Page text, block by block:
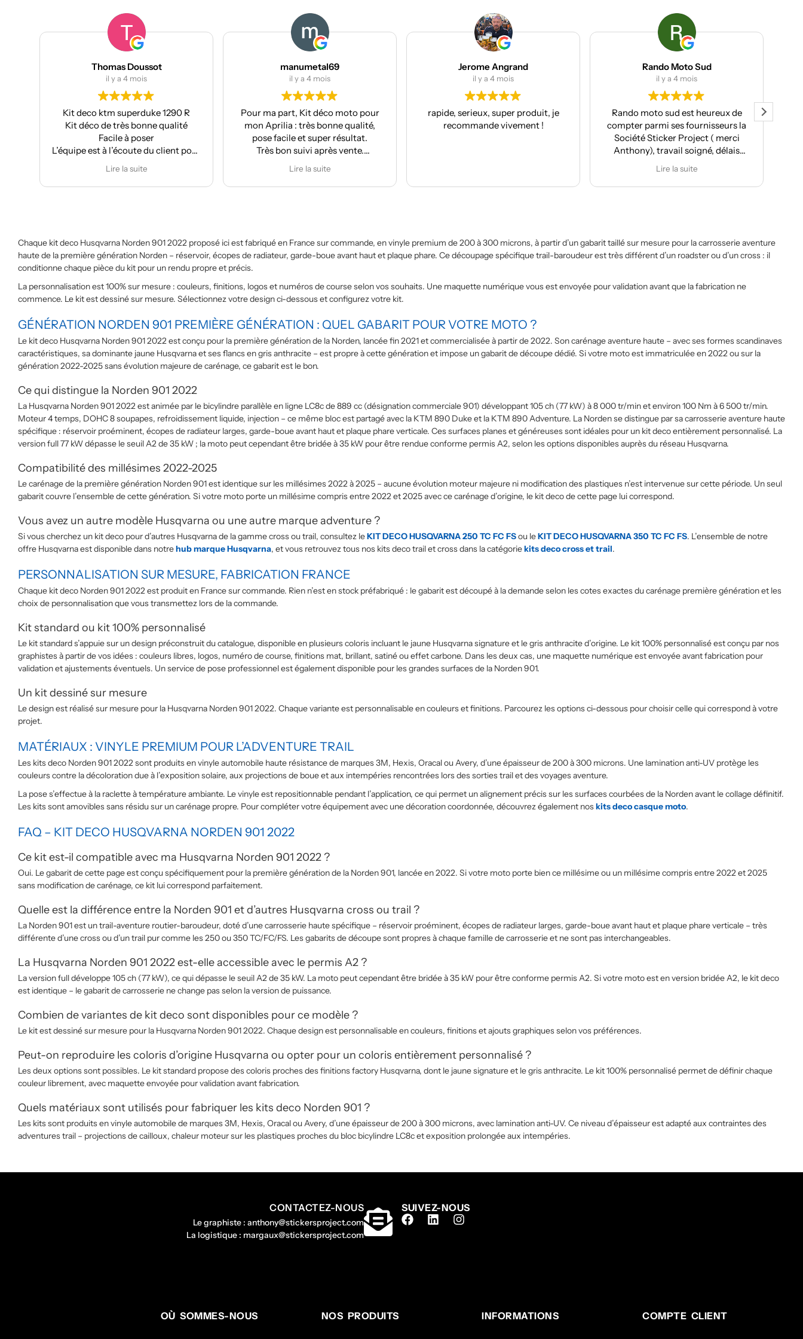
Thomas Doussot
il y a 4 mois
Kit deco ktm superduke 1290 R
Kit déco de très bonne qualité
Facile à poser
L’équipe est à l’écoute du client pour
effectuer des modifications
Lire la suite
manumetal69
il y a 4 mois
Pour ma part, Kit déco moto pour
mon Aprilia : très bonne qualité,
pose facile et super résultat.
Très bon suivi après vente.
Je recommande
Lire la suite
Jerome Angrand
il y a 4 mois
rapide, serieux, super produit, je
recommande vivement !
Rando Moto Sud
il y a 4 mois
Rando moto sud est heureux de
compter parmi ses fournisseurs la
Société Sticker Project ( merci
Anthony), travail soigné, délais
respectés et pour moi souvent le
proposition de design
ma Moto Morini X-cape 650, j'ai
confié le développement des kit
magnifique. j'ai fait réaliser la déco
motos: Sticker Project à 100%
Lire la suite
Chaque kit deco Husqvarna Norden 901 2022 proposé ici est fabriqué en France sur commande, en vinyle premium de 200 à 300 microns, à partir d’un gabarit taillé sur mesure pour la carrosserie aventure
haute de la première génération Norden – réservoir, écopes de radiateur, garde-boue avant haut et plaque phare. Ce découpage spécifique trail-baroudeur est très différent d’un roadster ou d’un cross : il
conditionne chaque pièce du kit pour un rendu propre et précis.
La personnalisation est 100% sur mesure : couleurs, finitions, logos et numéros de course selon vos souhaits. Une maquette numérique vous est envoyée pour validation avant que la fabrication ne
commence. Le kit est dessiné sur mesure. Sélectionnez votre design ci-dessous et configurez votre kit.
GÉNÉRATION NORDEN 901 PREMIÈRE GÉNÉRATION : QUEL GABARIT POUR VOTRE MOTO ?
Le kit deco Husqvarna Norden 901 2022 est conçu pour la première génération de la Norden, lancée fin 2021 et commercialisée à partir de 2022. Son carénage aventure haute – avec ses formes scandinaves
caractéristiques, sa dominante jaune Husqvarna et ses flancs en gris anthracite – est propre à cette génération et impose un gabarit de découpe dédié. Si votre moto est immatriculée en 2022 ou sur la
génération 2022-2025 sans évolution majeure de carénage, ce gabarit est le bon.
Ce qui distingue la Norden 901 2022
La Husqvarna Norden 901 2022 est animée par le bicylindre parallèle en ligne LC8c de 889 cc (désignation commerciale 901) développant 105 ch (77 kW) à 8 000 tr/min et environ 100 Nm à 6 500 tr/min.
Moteur 4 temps, DOHC 8 soupapes, refroidissement liquide, injection – ce même bloc est partagé avec la KTM 890 Duke et la KTM 890 Adventure. La Norden se distingue par sa carrosserie aventure haute
spécifique : réservoir proéminent, écopes de radiateur larges, garde-boue avant haut et plaque phare verticale. Ces surfaces planes et généreuses sont idéales pour un kit deco entièrement personnalisé. La
version full 77 kW dépasse le seuil A2 de 35 kW ; la moto peut cependant être bridée à 35 kW pour être rendue conforme permis A2, selon les options disponibles auprès du réseau Husqvarna.
Compatibilité des millésimes 2022-2025
Le carénage de la première génération Norden 901 est identique sur les millésimes 2022 à 2025 – aucune évolution moteur majeure ni modification des plastiques n’est intervenue sur cette période. Un seul
gabarit couvre l’ensemble de cette génération. Si votre moto porte un millésime compris entre 2022 et 2025 avec ce carénage d’origine, le kit deco de cette page lui correspond.
Vous avez un autre modèle Husqvarna ou une autre marque adventure ?
Si vous cherchez un kit deco pour d’autres Husqvarna de la gamme cross ou trail, consultez leKIT DECO HUSQVARNA 250 TC FC FSou leKIT DECO HUSQVARNA 350 TC FC FS. L’ensemble de notre
offre Husqvarna est disponible dans notrehub marque Husqvarna, et vous retrouvez tous nos kits deco trail et cross dans la catégoriekits deco cross et trail.
PERSONNALISATION SUR MESURE, FABRICATION FRANCE
Chaque kit deco Norden 901 2022 est produit en France sur commande. Rien n’est en stock préfabriqué : le gabarit est découpé à la demande selon les cotes exactes du carénage première génération et les
choix de personnalisation que vous transmettez lors de la commande.
Kit standard ou kit 100% personnalisé
Le kit standard s’appuie sur un design préconstruit du catalogue, disponible en plusieurs coloris incluant le jaune Husqvarna signature et le gris anthracite d’origine. Le kit 100% personnalisé est conçu par nos
graphistes à partir de vos idées : couleurs libres, logos, numéro de course, finitions mat, brillant, satiné ou effet carbone. Dans les deux cas, une maquette numérique est envoyée avant fabrication pour
validation et ajustements éventuels. Un service de pose professionnel est également disponible pour les grandes surfaces de la Norden 901.
Un kit dessiné sur mesure
Le design est réalisé sur mesure pour la Husqvarna Norden 901 2022. Chaque variante est personnalisable en couleurs et finitions. Parcourez les options ci-dessous pour choisir celle qui correspond à votre
projet.
MATÉRIAUX : VINYLE PREMIUM POUR L’ADVENTURE TRAIL
Les kits deco Norden 901 2022 sont produits en vinyle automobile haute résistance de marques 3M, Hexis, Oracal ou Avery, d’une épaisseur de 200 à 300 microns. Une lamination anti-UV protège les
couleurs contre la décoloration due à l’exposition solaire, aux projections de boue et aux intempéries rencontrées lors des sorties trail et des voyages aventure.
La pose s’effectue à la raclette à température ambiante. Le vinyle est repositionnable pendant l’application, ce qui permet un alignement précis sur les surfaces courbées de la Norden avant le collage définitif.
Les kits sont amovibles sans résidu sur un carénage propre. Pour compléter votre équipement avec une décoration coordonnée, découvrez également noskits deco casque moto.
FAQ – KIT DECO HUSQVARNA NORDEN 901 2022
Ce kit est-il compatible avec ma Husqvarna Norden 901 2022 ?
Oui. Le gabarit de cette page est conçu spécifiquement pour la première génération de la Norden 901, lancée en 2022. Si votre moto porte bien ce millésime ou un millésime compris entre 2022 et 2025
sans modification de carénage, ce kit lui correspond parfaitement.
Quelle est la différence entre la Norden 901 et d’autres Husqvarna cross ou trail ?
La Norden 901 est un trail-aventure routier-baroudeur, doté d’une carrosserie haute spécifique – réservoir proéminent, écopes de radiateur larges, garde-boue avant haut et plaque phare verticale – très
différente d’une cross ou d’un trail pur comme les 250 ou 350 TC/FC/FS. Les gabarits de découpe sont propres à chaque famille de carrosserie et ne sont pas interchangeables.
La Husqvarna Norden 901 2022 est-elle accessible avec le permis A2 ?
La version full développe 105 ch (77 kW), ce qui dépasse le seuil A2 de 35 kW. La moto peut cependant être bridée à 35 kW pour être conforme permis A2. Si votre moto est en version bridée A2, le kit deco
est identique – le gabarit de carrosserie ne change pas selon la version de puissance.
Combien de variantes de kit deco sont disponibles pour ce modèle ?
Le kit est dessiné sur mesure pour la Husqvarna Norden 901 2022. Chaque design est personnalisable en couleurs, finitions et ajouts graphiques selon vos préférences.
Peut-on reproduire les coloris d’origine Husqvarna ou opter pour un coloris entièrement personnalisé ?
Les deux options sont possibles. Le kit standard propose des coloris proches des finitions factory Husqvarna, dont le jaune signature et le gris anthracite. Le kit 100% personnalisé permet de définir chaque
couleur librement, avec maquette envoyée pour validation avant fabrication.
Quels matériaux sont utilisés pour fabriquer les kits deco Norden 901 ?
Les kits sont produits en vinyle automobile de marques 3M, Hexis, Oracal ou Avery, d’une épaisseur de 200 à 300 microns, avec lamination anti-UV. Ce niveau d’épaisseur est adapté aux contraintes des
adventures trail – projections de cailloux, chaleur moteur sur les plastiques proches du bloc bicylindre LC8c et exposition prolongée aux intempéries.
CONTACTEZ-NOUS
Le graphiste : anthony@stickersproject.com
La logistique : margaux@stickersproject.com
SUIVEZ-NOUS
OÙ SOMMES-NOUS NOS PRODUITS INFORMATIONS COMPTE CLIENT